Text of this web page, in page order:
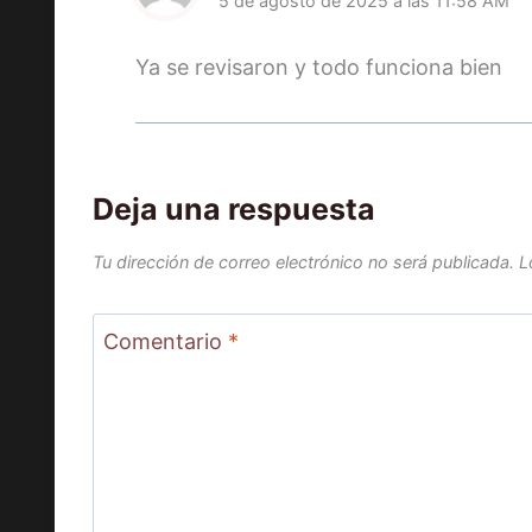
Ya se revisaron y todo funciona bien
Deja una respuesta
Tu dirección de correo electrónico no será publicada.
Comentario *